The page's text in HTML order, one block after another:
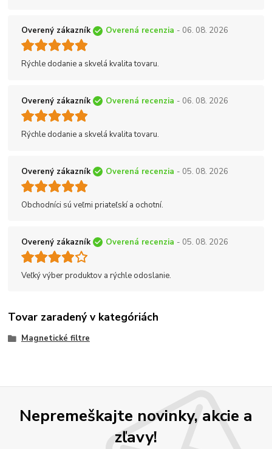
Overený zákazník Overená recenzia - 06. 08. 2026
Rýchle dodanie a skvelá kvalita tovaru.
Overený zákazník Overená recenzia - 06. 08. 2026
Rýchle dodanie a skvelá kvalita tovaru.
Overený zákazník Overená recenzia - 05. 08. 2026
Obchodníci sú veľmi priateľskí a ochotní.
Overený zákazník Overená recenzia - 05. 08. 2026
Veľký výber produktov a rýchle odoslanie.
Tovar zaradený v kategóriách
Magnetické filtre
Nepremeškajte novinky, akcie a
zľavy!